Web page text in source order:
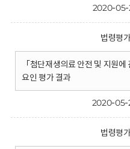
2020-
법령평
「첨단재생의료 안전 및 지원
요인 평가 결과
2020-05-
법령평